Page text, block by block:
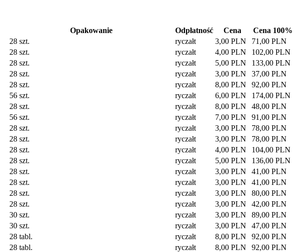
Opakowanie Odpłatność Cena
Cena 100%
28 szt. ryczałt 3,00 PLN
71,00 PLN
28 szt. ryczałt 4,00 PLN
102,00 PLN
28 szt. ryczałt 5,00 PLN
133,00 PLN
28 szt. ryczałt 3,00 PLN
37,00 PLN
28 szt. ryczałt 8,00 PLN
92,00 PLN
56 szt. ryczałt 6,00 PLN
174,00 PLN
28 szt. ryczałt 8,00 PLN
48,00 PLN
56 szt. ryczałt 7,00 PLN
91,00 PLN
28 szt. ryczałt 3,00 PLN
78,00 PLN
28 szt. ryczałt 3,00 PLN
78,00 PLN
28 szt. ryczałt 4,00 PLN
104,00 PLN
28 szt. ryczałt 5,00 PLN
136,00 PLN
28 szt. ryczałt 3,00 PLN
41,00 PLN
28 szt. ryczałt 3,00 PLN
41,00 PLN
28 szt. ryczałt 3,00 PLN
80,00 PLN
28 szt. ryczałt 3,00 PLN
42,00 PLN
30 szt. ryczałt 3,00 PLN
89,00 PLN
30 szt. ryczałt 3,00 PLN
47,00 PLN
28 tabl. ryczałt 8,00 PLN
92,00 PLN
28 tabl. ryczałt 8,00 PLN
92,00 PLN